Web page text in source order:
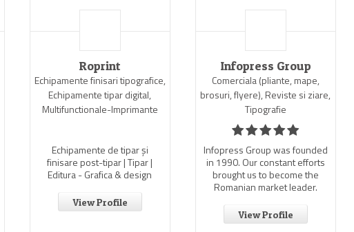
Roprint
Echipamente finisari tipografice,
Echipamente tipar digital,
Multifunctionale-Imprimante
Echipamente de tipar și
finisare post-tipar | Tipar |
Editura - Grafica & design
View Profile
Infopress Group
Comerciala (pliante, mape,
brosuri, flyere), Reviste si ziare,
Tipografie
Infopress Group was founded
in 1990. Our constant efforts
brought us to become the
Romanian market leader.
View Profile